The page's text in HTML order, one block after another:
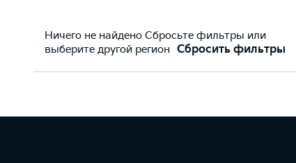
Ничего не найдено Сбросьте фильтры или
выберите другой регион Сбросить фильтры